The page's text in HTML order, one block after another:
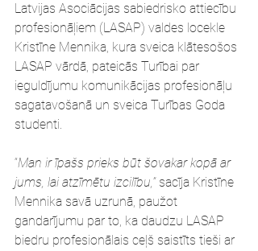
Latvijas Asociācijas sabiedrisko attiecību
profesionāļiem (LASAP) valdes locekle
Kristīne Mennika, kura sveica klātesošos
LASAP vārdā, pateicās Turībai par
ieguldījumu komunikācijas profesionāļu
sagatavošanā un sveica Turības Goda
studenti.
“Man ir īpašs prieks būt šovakar kopā ar
jums, lai atzīmētu izcilību,” sacīja Kristīne
Mennika savā uzrunā, paužot
gandarījumu par to, ka daudzu LASAP
biedru profesionālais ceļš saistīts tieši ar